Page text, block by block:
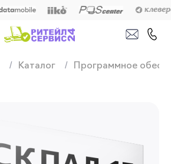
Продажа,
Каталог Программное